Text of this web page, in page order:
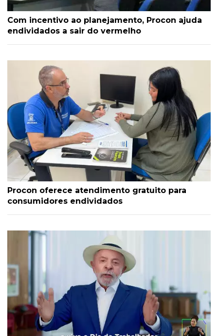
Com incentivo ao planejamento, Procon ajuda
endividados a sair do vermelho
Procon oferece atendimento gratuito para
consumidores endividados